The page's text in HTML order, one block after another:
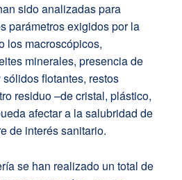
sido analizadas para
parámetros exigidos por la
los macroscópicos,
minerales, presencia de
flotantes, restos
residuo –de cristal, plástico,
afectar a la salubridad de
de interés sanitario.
se han realizado un total de